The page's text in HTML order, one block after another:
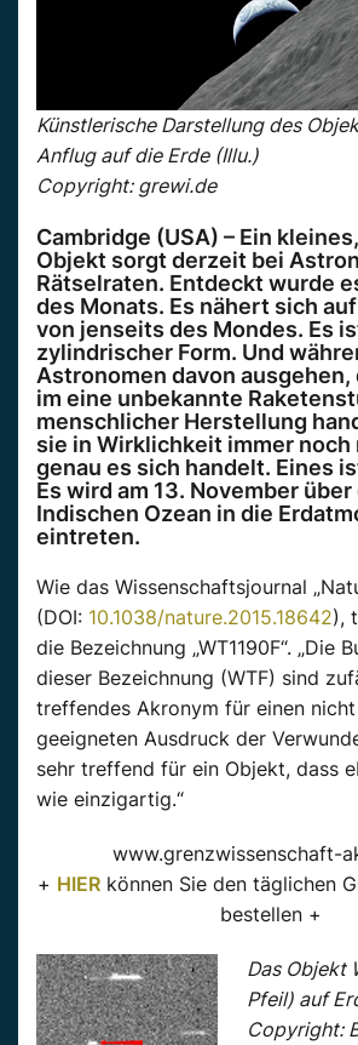
Künstlerische Darstellung des
Anflug auf die Erde (Illu.)
Copyright: grewi.de
Cambridge (USA) – Ein
Objekt sorgt derzeit bei
Rätselraten. Entdeckt wurde
des Monats. Es nähert sich
von jenseits des Mondes. Es
zylindrischer Form. Und
Astronomen davon ausgehen,
im eine unbekannte
menschlicher Herstellung
sie in Wirklichkeit immer noch
genau es sich handelt. Eines
Es wird am 13. November über
Indischen Ozean in die
eintreten.
Wie das Wissenschaftsjournal
(DOI: 10.1038/nature.2015.18642),
die Bezeichnung „WT1190F“. „Die
dieser Bezeichnung (WTF) sind
treffendes Akronym für einen
geeigneten Ausdruck der
sehr treffend für ein Objekt, dass
wie einzigartig.“
www.grenzwissenschaft-
+ HIER können Sie den täglichen
bestellen +
Das Objekt
Pfeil) auf
Copyright: